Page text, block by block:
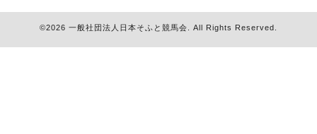
©2026 一般社団法人日本そふと競馬会 . All Rights Reserved.